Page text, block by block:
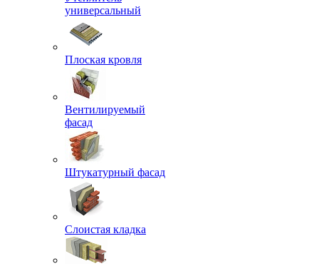
универсальный
Плоская кровля
Вентилируемый
фасад
Штукатурный фасад
Слоистая кладка